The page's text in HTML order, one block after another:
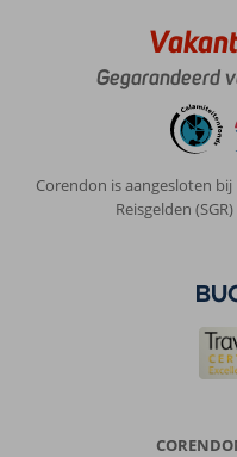
Gegarandeerd
Corendon is aangesloten
Reisgelden